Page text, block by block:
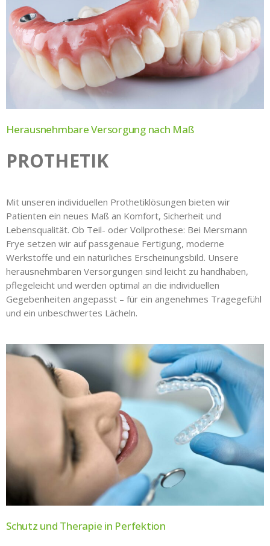
Herausnehmbare Versorgung nach Maß
PROTHETIK
Mit unseren individuellen Prothetiklösungen bieten wir
Patienten ein neues Maß an Komfort, Sicherheit und
Lebensqualität. Ob Teil- oder Vollprothese: Bei Mersmann
Frye setzen wir auf passgenaue Fertigung, moderne
Werkstoffe und ein natürliches Erscheinungsbild. Unsere
herausnehmbaren Versorgungen sind leicht zu handhaben,
pflegeleicht und werden optimal an die individuellen
Gegebenheiten angepasst – für ein angenehmes Tragegefühl
und ein unbeschwertes Lächeln.
Schutz und Therapie in Perfektion